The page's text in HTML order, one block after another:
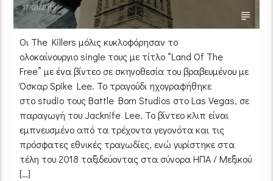
17/01/2019
Οι The Killers μόλις κυκλοφόρησαν το
ολοκαίνουργιο single τους με τίτλο “Land Of The
Free” με ένα βίντεο σε σκηνοθεσία του βραβευμένου με
Όσκαρ Spike Lee. Το τραγούδι ηχογραφήθηκε
στο studio τους Battle Born Studios στο Las Vegas, σε
παραγωγή του Jacknife Lee. Το βίντεο κλιπ είναι
εμπνευσμένο από τα τρέχοντα γεγονότα και τις
πρόσφατες εθνικές τραγωδίες, ενώ γυρίστηκε στα
τέλη του 2018 ταξιδεύοντας στα σύνορα ΗΠΑ / Μεξικού
[…]